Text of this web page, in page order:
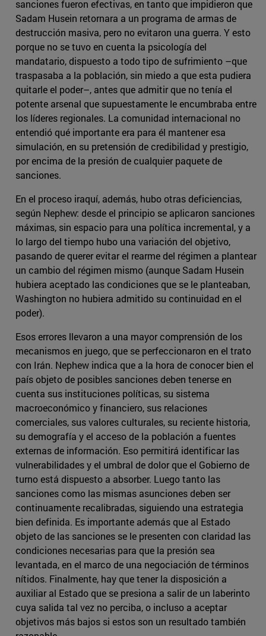
sanciones fueron efectivas, en tanto que impidieron que
Sadam Husein retornara a un programa de armas de
destrucción masiva, pero no evitaron una guerra. Y esto
porque no se tuvo en cuenta la psicología del
mandatario, dispuesto a todo tipo de sufrimiento –que
traspasaba a la población, sin miedo a que esta pudiera
quitarle el poder–, antes que admitir que no tenía el
potente arsenal que supuestamente le encumbraba entre
los líderes regionales. La comunidad internacional no
entendió qué importante era para él mantener esa
simulación, en su pretensión de credibilidad y prestigio,
por encima de la presión de cualquier paquete de
sanciones.
En el proceso iraquí, además, hubo otras deficiencias,
según Nephew: desde el principio se aplicaron sanciones
máximas, sin espacio para una política incremental, y a
lo largo del tiempo hubo una variación del objetivo,
pasando de querer evitar el rearme del régimen a plantear
un cambio del régimen mismo (aunque Sadam Husein
hubiera aceptado las condiciones que se le planteaban,
Washington no hubiera admitido su continuidad en el
poder).
Esos errores llevaron a una mayor comprensión de los
mecanismos en juego, que se perfeccionaron en el trato
con Irán. Nephew indica que a la hora de conocer bien el
país objeto de posibles sanciones deben tenerse en
cuenta sus instituciones políticas, su sistema
macroeconómico y financiero, sus relaciones
comerciales, sus valores culturales, su reciente historia,
su demografía y el acceso de la población a fuentes
externas de información. Eso permitirá identificar las
vulnerabilidades y el umbral de dolor que el Gobierno de
turno está dispuesto a absorber. Luego tanto las
sanciones como las mismas asunciones deben ser
continuamente recalibradas, siguiendo una estrategia
bien definida. Es importante además que al Estado
objeto de las sanciones se le presenten con claridad las
condiciones necesarias para que la presión sea
levantada, en el marco de una negociación de términos
nítidos. Finalmente, hay que tener la disposición a
auxiliar al Estado que se presiona a salir de un laberinto
cuya salida tal vez no perciba, o incluso a aceptar
objetivos más bajos si estos son un resultado también